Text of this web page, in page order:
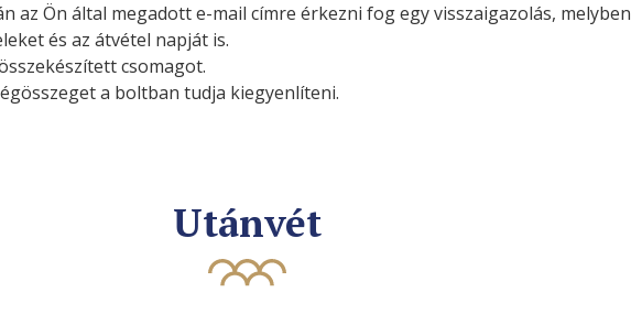
az Ön által megadott e-mail címre érkezni fog egy visszaigazolás, melyben
és az átvétel napját is.
csomagot.
a boltban tudja kiegyenlíteni.
Utánvét